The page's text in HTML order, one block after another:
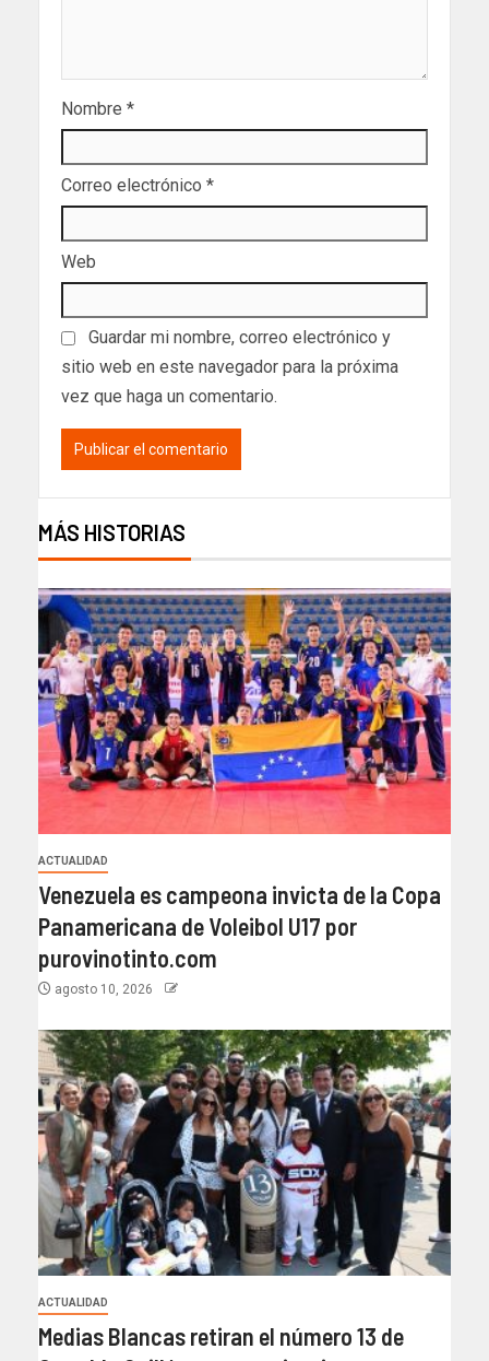
Nombre *
Correo electrónico *
Web
Guardar mi nombre, correo electrónico y
sitio web en este navegador para la próxima
vez que haga un comentario.
MÁS HISTORIAS
ACTUALIDAD
Venezuela es campeona invicta de la Copa
Panamericana de Voleibol U17 por
purovinotinto.com
agosto 10, 2026
ACTUALIDAD
Medias Blancas retiran el número 13 de